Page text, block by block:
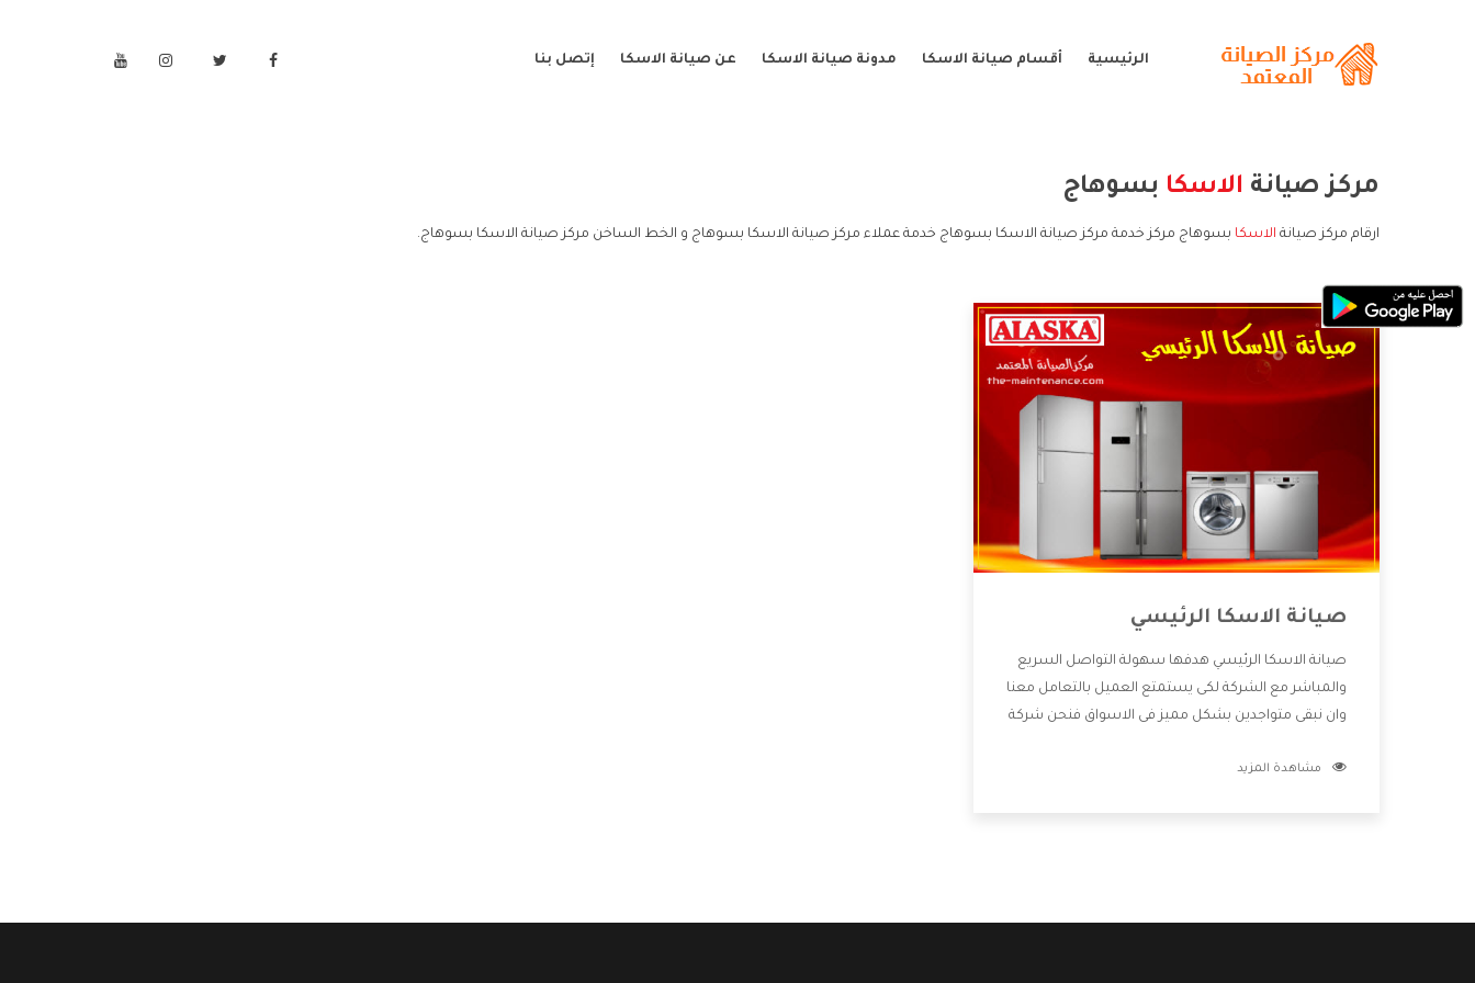
الرئيسية أقسام صيانة الاسكا مدونة صيانة الاسكا عن صيانة الاسكا إتصل بنا
مركز صيانة الاسكا بسوهاج
ارقام مركز صيانة الاسكا بسوهاج مركز خدمة مركز صيانة الاسكا بسوهاج خدمة عملاء مركز صيانة الاسكا بسوهاج و الخط الساخن مركز صيانة الاسكا بسوهاج.
صيانة الاسكا الرئيسي
صيانة الاسكا الرئيسي هدفها سهولة التواصل السريع
والمباشر مع الشركة لكى يستمتع العميل بالتعامل معنا
وان نبقى متواجدين بشكل مميز فى الاسواق فنحن شركة
بالخدمات التى تنفرد الشركة بها والتى تكون منها خدمة
مشاهدة المزيد